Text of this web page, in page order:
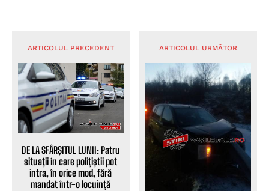
ARTICOLUL PRECEDENT
DE LA SFÂRŞITUL LUNII: Patru
situații în care polițiștii pot
intra, în orice mod, fără
mandat într-o locuință
ARTICOLUL URMĂTOR